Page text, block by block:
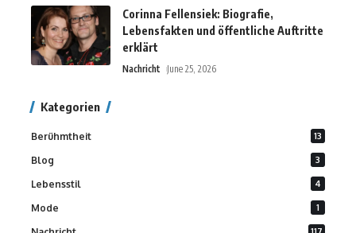
Corinna Fellensiek: Biografie,
Lebensfakten und öffentliche Auftritte
erklärt
Nachricht June 25, 2026
Kategorien
Berühmtheit 13
Blog 3
Lebensstil 4
Mode 1